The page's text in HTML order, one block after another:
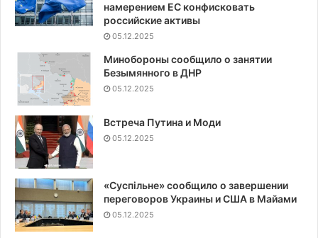
намерением ЕС конфисковать
российские активы
05.12.2025
Минобороны сообщило о занятии
Безымянного в ДНР
05.12.2025
Встреча Путина и Моди
05.12.2025
«Суспiльне» сообщило о завершении
переговоров Украины и США в Майами
05.12.2025